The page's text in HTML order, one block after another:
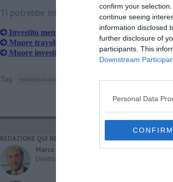
confirm your
continue seeing
information disclosed
further disclosure of
participants. This
Downstream
Personal Data
CONFIRM
Ti potrebbe interessare anche:
Investito mentre cambia una ruota, muore a 60
Muore travolto dal camion dei rifiuti
Muore investito dal treno, stop alla circolazione
Tag montepulciano provincia di siena automedica
REDAZIONE QUI NEWS
Marco Migli
Direttore Responsabile
CATEGORIE
Cronaca